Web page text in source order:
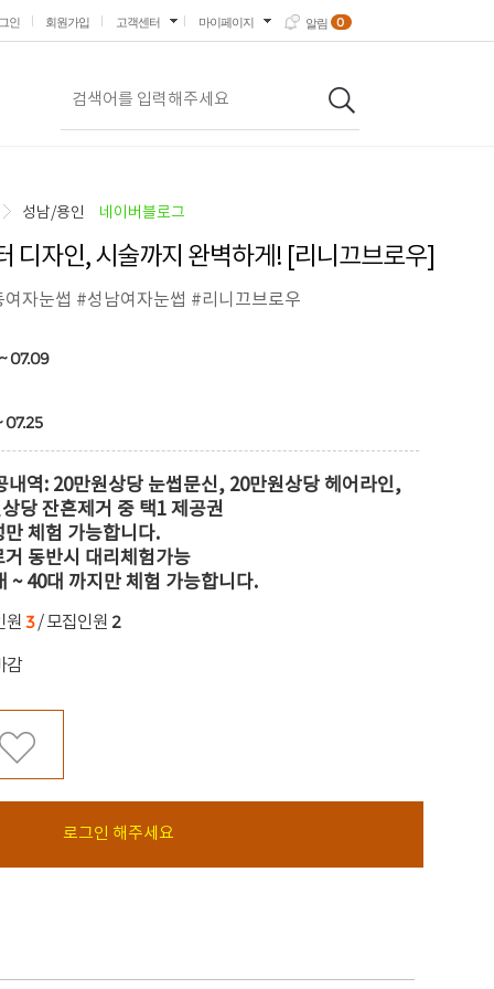
인 회원가입 고객센터 마이페이지 알림 0
성남/용인 네이버블로그
디자인, 시술까지 완벽하게! [리니끄브로우]
자눈썹 #성남여자눈썹 #리니끄브로우
07.09
07.25
역: 20만원상당 눈썹문신, 20만원상당 헤어라인,
당 잔흔제거 중 택1 제공권
체험 가능합니다.
동반시 대리체험가능
~ 40대 까지만 체험 가능합니다.
원 3/ 모집인원 2
감
로그인 해주세요